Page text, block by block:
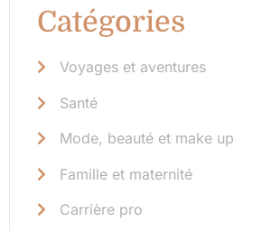
Catégories
Voyages et aventures
Santé
Mode, beauté et make up
Famille et maternité
Carrière pro